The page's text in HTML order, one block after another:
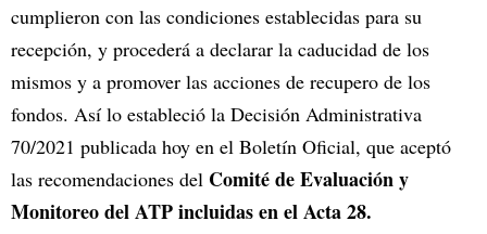
cumplieron con las condiciones establecidas para su
recepción, y procederá a declarar la caducidad de los
mismos y a promover las acciones de recupero de los
fondos. Así lo estableció la Decisión Administrativa
70/2021 publicada hoy en el Boletín Oficial, que aceptó
las recomendaciones del Comité de Evaluación y
Monitoreo del ATP incluidas en el Acta 28.